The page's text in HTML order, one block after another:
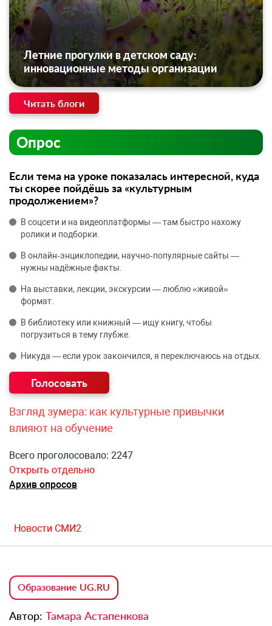
Летние прогулки в детском саду:
инновационные методы организации
Читать блоги
Опрос
Если тема на уроке показалась интересной, куда
ты скорее пойдёшь за «культурным
продолжением»?
В соцсети и на видеоплатформы — там быстро нахожу
ролики и подборки.
В онлайн‑энциклопедии, научно‑популярные сайты —
нужны надёжные факты.
На выставки, лекции, экскурсии — люблю «живой»
формат.
В библиотеку или книжный — ищу книгу, чтобы
погрузиться в тему глубже.
Никуда — если урок закончился, я переключаюсь на отдых.
Взгляд зумера: как культурные привычки
влияют на обучение
Всего проголосовало: 2247
Открыть отдельно
Архив опросов
Новости СМИ2
Образование UG.RU
Автор: Тамара Астапенкова